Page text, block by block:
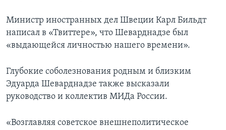
Министр иностранных дел Швеции Карл Бильдт
написал в «Твиттере», что Шеварднадзе был
«выдающейся личностью нашего времени».
Глубокие соболезнования родным и близким
Эдуарда Шеварднадзе также высказали
руководство и коллектив МИДа России.
«Возглавляя советское внешнеполитическое